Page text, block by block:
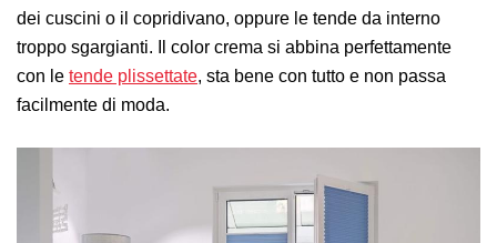
dei cuscini o il copridivano, oppure le tende da interno
troppo sgargianti. Il color crema si abbina perfettamente
con le tende plissettate, sta bene con tutto e non passa
facilmente di moda.